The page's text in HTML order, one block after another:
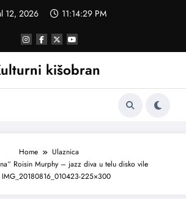
12, 2026 11:14:29 PM
kišobran
Home
Ulaznica
Roisin Murphy – jazz diva u telu disko vile
IMG_20180816_010423-225×300